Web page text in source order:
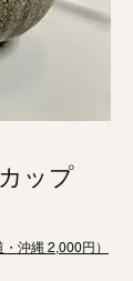
ップ
沖縄 2,000円）